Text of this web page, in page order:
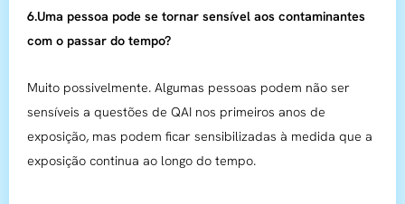
6.Uma pessoa pode se tornar sensível aos contaminantes
com o passar do tempo?
Muito possivelmente. Algumas pessoas podem não ser
sensíveis a questões de QAI nos primeiros anos de
exposição, mas podem ficar sensibilizadas à medida que a
exposição continua ao longo do tempo.